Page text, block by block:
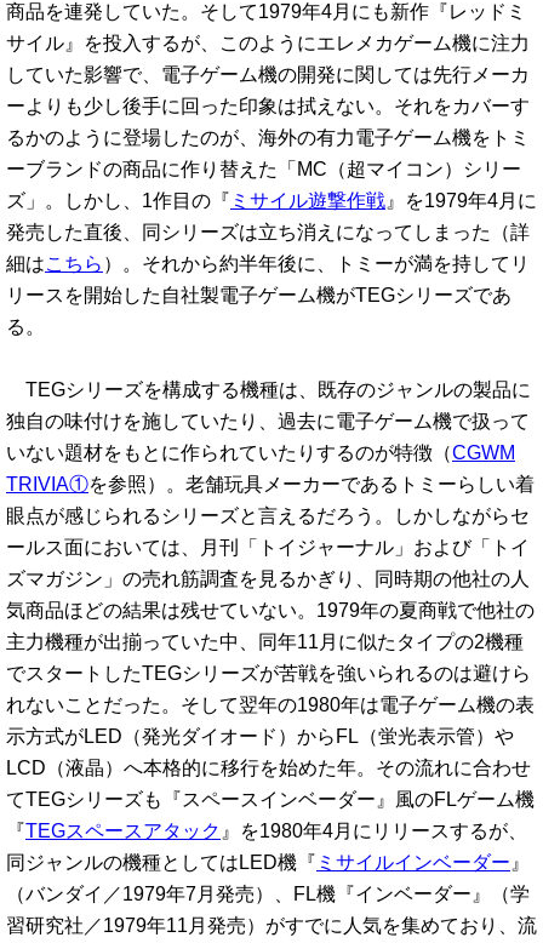
商品を連発していた。そして1979年4月にも新作『レッドミ
サイル』を投入するが、このようにエレメカゲーム機に注力
していた影響で、電子ゲーム機の開発に関しては先行メーカ
ーよりも少し後手に回った印象は拭えない。それをカバーす
るかのように登場したのが、海外の有力電子ゲーム機をトミ
ーブランドの商品に作り替えた「MC（超マイコン）シリー
ズ」。しかし、1作目の『 ミサイル遊撃作戦 』を1979年4月に
発売した直後、同シリーズは立ち消えになってしまった（詳
細はこちら ）。それから約半年後に、トミーが満を持してリ
リースを開始した自社製電子ゲーム機がTEGシリーズであ
る。
TEGシリーズを構成する機種は、既存のジャンルの製品に
独自の味付けを施していたり、過去に電子ゲーム機で扱って
いない題材をもとに作られていたりするのが特徴（CGWM
TRIVIA①を参照）。老舗玩具メーカーであるトミーらしい着
眼点が感じられるシリーズと言えるだろう。しかしながらセ
ールス面においては、月刊「トイジャーナル」および「トイ
ズマガジン」の売れ筋調査を見るかぎり、同時期の他社の人
気商品ほどの結果は残せていない。1979年の夏商戦で他社の
主力機種が出揃っていた中、同年11月に似たタイプの2機種
でスタートしたTEGシリーズが苦戦を強いられるのは避けら
れないことだった。そして翌年の1980年は電子ゲーム機の表
示方式がLED（発光ダイオード）からFL（蛍光表示管）や
LCD（液晶）へ本格的に移行を始めた年。その流れに合わせ
てTEGシリーズも『スペースインベーダー』風のFLゲーム機
『TEGスペースアタック 』を1980年4月にリリースするが、
同ジャンルの機種としてはLED機『 ミサイルインベーダー 』
（バンダイ／1979年7月発売）、FL機『インベーダー』（学
習研究社／1979年11月発売）がすでに人気を集めており、流